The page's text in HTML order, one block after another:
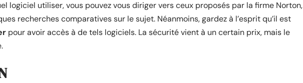
logiciel utiliser, vous pouvez vous diriger vers ceux proposés par la firme Norton,
recherches comparatives sur le sujet. Néanmoins, gardez à l’esprit qu’il est
pour avoir accès à de tels logiciels. La sécurité vient à un certain prix, mais le